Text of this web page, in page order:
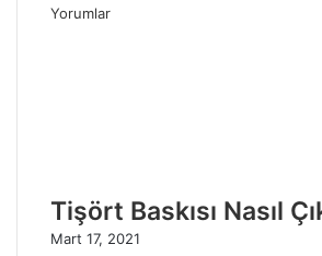
Yorumlar
Tişört Baskısı Nasıl
Mart 17, 2021